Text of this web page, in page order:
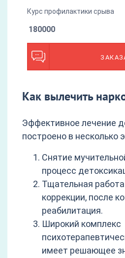
Курс профилактики срыва
180000
Как вылечить
Эффективное лечение
построено в несколько
Снятие
процесс
Тщательная
коррекции, после
реабилитация.
Широкий комплекс
имеет решающее